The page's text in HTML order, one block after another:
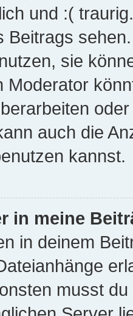
und :(
Beitrags
sie
Moderator
auch die
kannst.
in meine
in deinem
musst